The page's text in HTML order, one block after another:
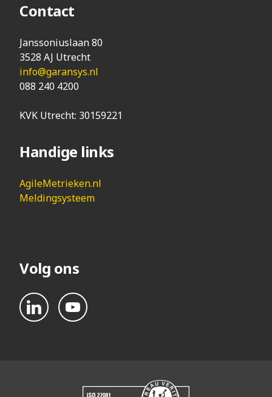
Contact
Janssoniuslaan 80
3528 AJ Utrecht
info@garansys.nl
088 240 4200
KVK Utrecht: 30159221
Handige links
AgileMetrieken.nl
Meldingsysteem
Volg ons